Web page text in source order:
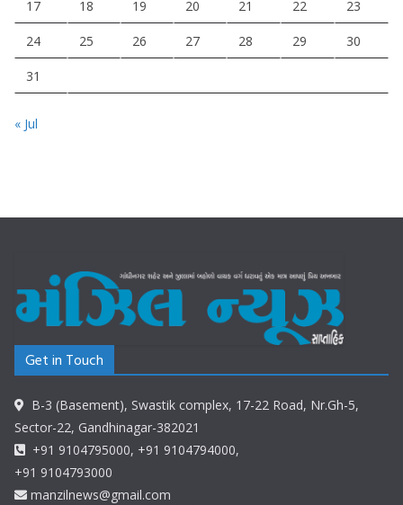
17 18 19 20 21 22 23
24 25 26 27 28 29 30
31
« Jul
Get in Touch
B-3 (Basement), Swastik complex, 17-22 Road, Nr.Gh-5,
Sector-22, Gandhinagar-382021
+91 9104795000, +91 9104794000,
+91 9104793000
manzilnews@gmail.com